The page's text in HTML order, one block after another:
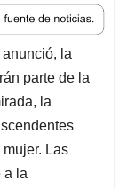
la
parte de la
la
Las
a la